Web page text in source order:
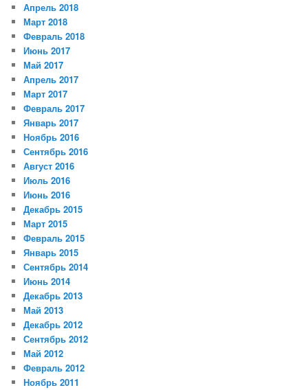
Апрель 2018
Март 2018
Февраль 2018
Июнь 2017
Май 2017
Апрель 2017
Март 2017
Февраль 2017
Январь 2017
Ноябрь 2016
Сентябрь 2016
Август 2016
Июль 2016
Июнь 2016
Декабрь 2015
Март 2015
Февраль 2015
Январь 2015
Сентябрь 2014
Июнь 2014
Декабрь 2013
Май 2013
Декабрь 2012
Сентябрь 2012
Май 2012
Февраль 2012
Ноябрь 2011